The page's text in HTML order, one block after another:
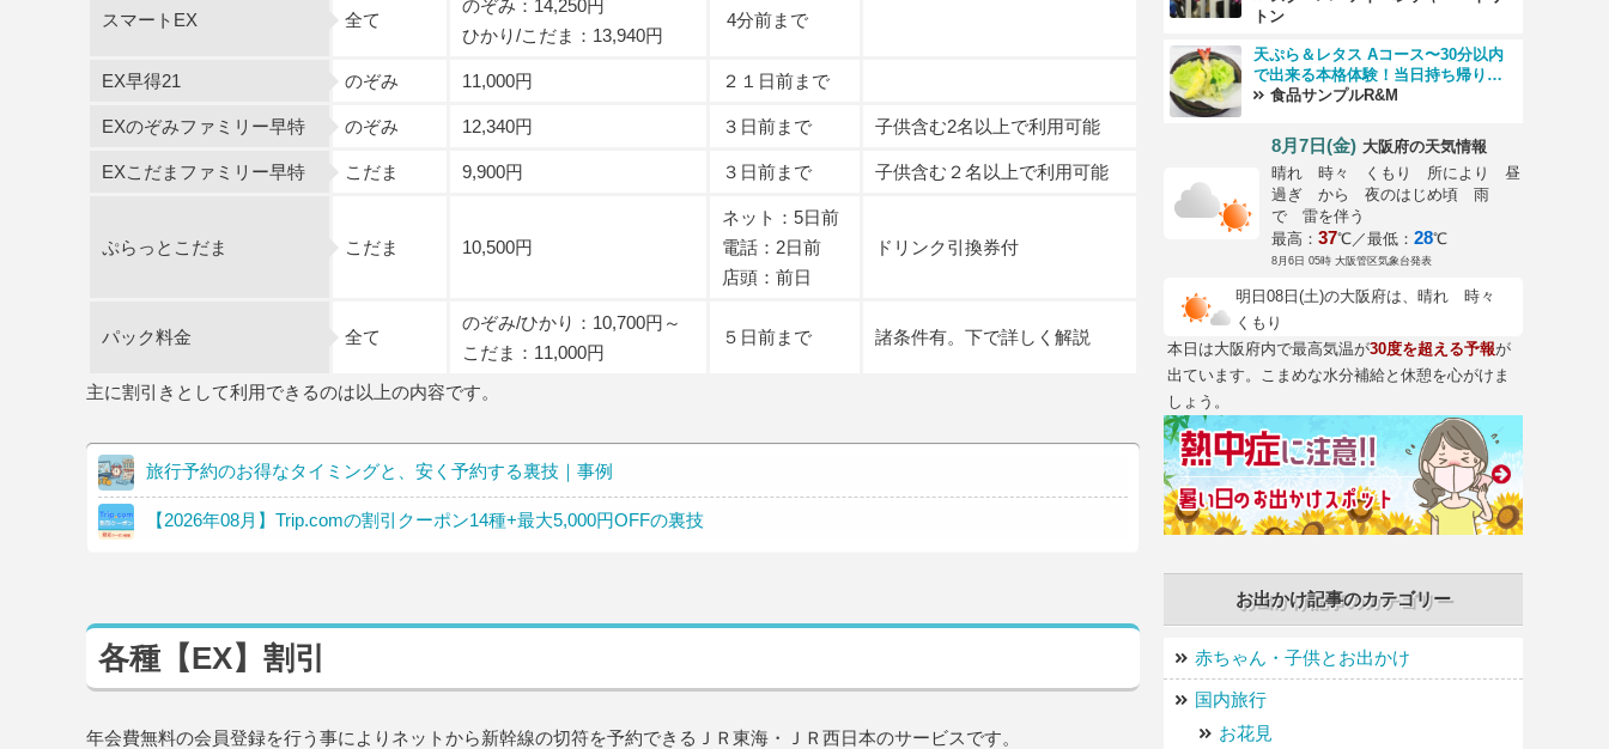
スマートEX 全て
のぞみ：14,250円
ひかり/こだま：13,940円
4分前まで
EX早得21 のぞみ 11,000円 ２１日前まで
EXのぞみファミリー早特 のぞみ 12,340円 ３日前まで 子供含む2名以上で利用可能
EXこだまファミリー早特 こだま 9,900円 ３日前まで 子供含む２名以上で利用可能
ぷらっとこだま こだま 10,500円
ネット：5日前
電話：2日前
店頭：前日
ドリンク引換券付
パック料金 全て
のぞみ/ひかり：10,700円～
こだま：11,000円
５日前まで 諸条件有。下で詳しく解説
主に割引きとして利用できるのは以上の内容です。
旅行予約のお得なタイミングと、安く予約する裏技｜事例
【2026年08月】Trip.comの割引クーポン14種+最大5,000円OFFの裏技
各種【EX】割引
年会費無料の会員登録を行う事によりネットから新幹線の切符を予約できるＪＲ東海・ＪＲ西日本のサービスです。
トン
天ぷら＆レタス Aコース〜30分以内
で出来る本格体験！当日持ち帰り
OK！〜
食品サンプルR&M
8月7日(金) 大阪府の天気情報
晴れ 時々 くもり 所により 昼
過ぎ から 夜のはじめ頃 雨
で 雷を伴う
最高： 37℃／最低： 28℃
8月6日 05時 大阪管区気象台発表
明日08日(土)の大阪府は、晴れ 時々
くもり
本日は大阪府内で最高気温が30度を超える予報が
出ています。こまめな水分補給と休憩を心がけま
しょう。
お出かけ記事のカテゴリー
赤ちゃん・子供とお出かけ
国内旅行
お花見